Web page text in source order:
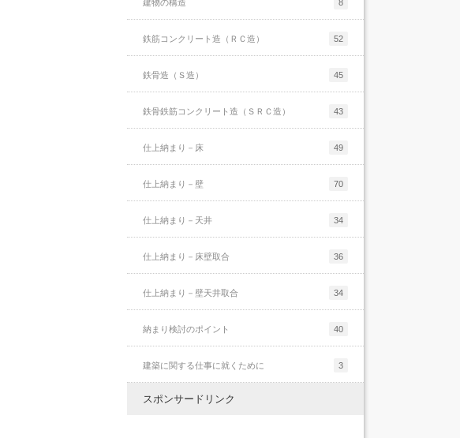
建物の構造 8
鉄筋コンクリート造（ＲＣ造） 52
鉄骨造（Ｓ造） 45
鉄骨鉄筋コンクリート造（ＳＲＣ造） 43
仕上納まり－床 49
仕上納まり－壁 70
仕上納まり－天井 34
仕上納まり－床壁取合 36
仕上納まり－壁天井取合 34
納まり検討のポイント 40
建築に関する仕事に就くために 3
スポンサードリンク